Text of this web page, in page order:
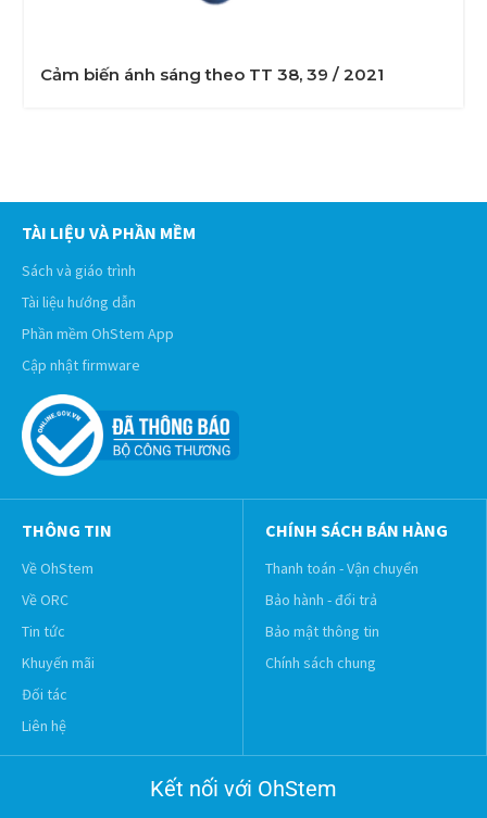
Cảm biến ánh sáng theo TT 38, 39 / 2021
TÀI LIỆU VÀ PHẦN MỀM
Sách và giáo trình
Tài liệu hướng dẫn
Phần mềm OhStem App
Cập nhật firmware
THÔNG TIN
Về OhStem
Về ORC
Tin tức
Khuyến mãi
Đối tác
Liên hệ
CHÍNH SÁCH BÁN HÀNG
Thanh toán - Vận chuyển
Bảo hành - đổi trả
Bảo mật thông tin
Chính sách chung
Kết nối với OhStem